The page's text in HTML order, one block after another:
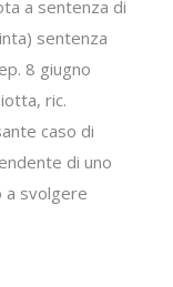
a sentenza di
sentenza
8 giugno
ric.
caso di
di uno
a svolgere